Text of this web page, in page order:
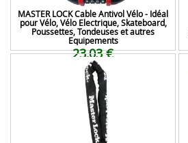
MASTER LOCK Cable Antivol Vélo - Idéal
pour Vélo, Vélo Electrique, Skateboard,
Poussettes, Tondeuses et autres
Equipements
23,03 €